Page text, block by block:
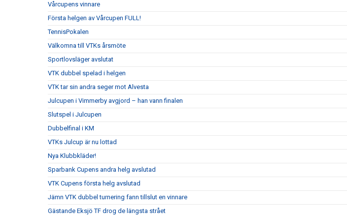
Vårcupens vinnare
Första helgen av Vårcupen FULL!
TennisPokalen
Välkomna till VTKs årsmöte
Sportlovsläger avslutat
VTK dubbel spelad i helgen
VTK tar sin andra seger mot Alvesta
Julcupen i Vimmerby avgjord – han vann finalen
Slutspel i Julcupen
Dubbelfinal i KM
VTKs Julcup är nu lottad
Nya Klubbkläder!
Sparbank Cupens andra helg avslutad
VTK Cupens första helg avslutad
Jämn VTK dubbel turnering fann tillslut en vinnare
Gästande Eksjö TF drog de längsta strået